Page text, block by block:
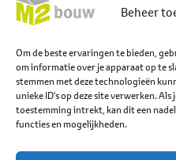
Beheer
Om de beste ervaringen te bieden,
om informatie over je apparaat op te
stemmen met deze technologieën
unieke ID's op deze site verwerken.
toestemming intrekt, kan dit een
functies en mogelijkheden.
Einsteinstraat 7
info@m2bouw.nl
Tel:0523-614779